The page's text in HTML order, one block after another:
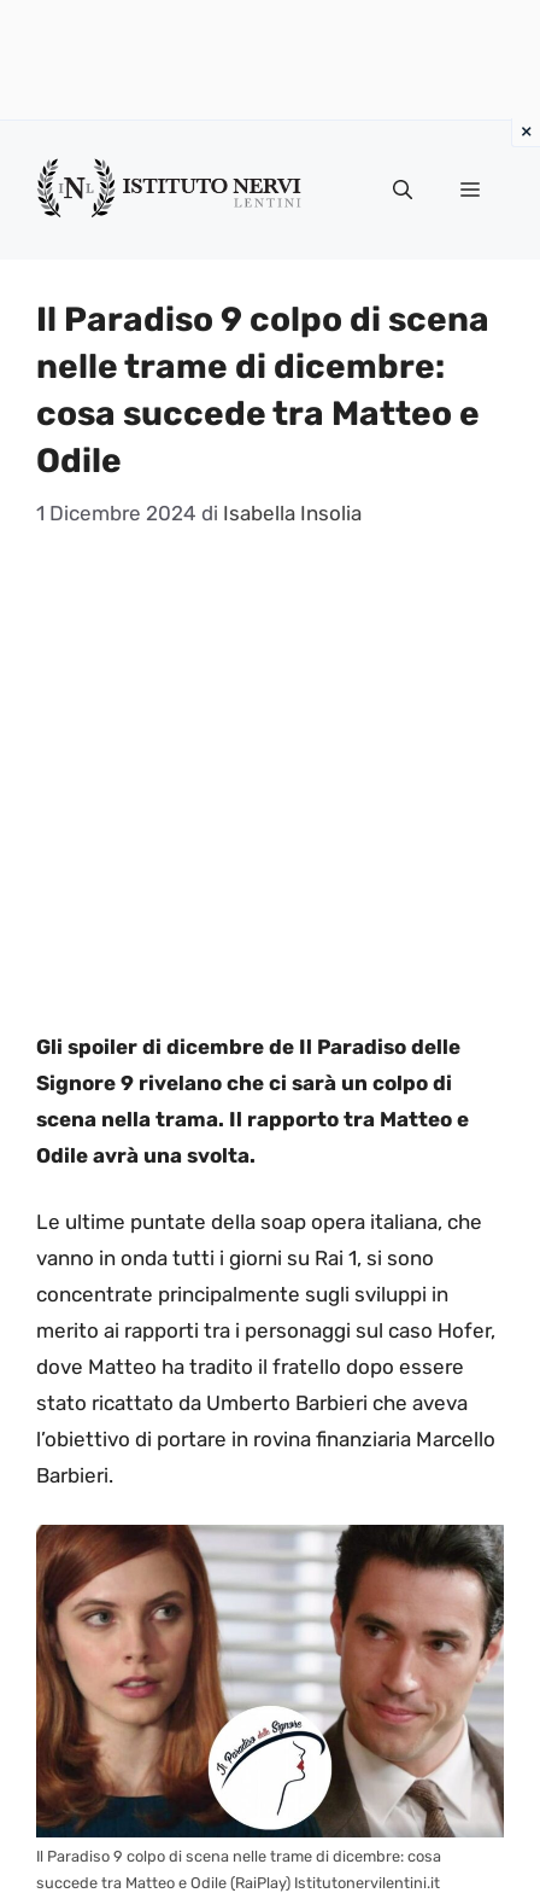
contenuto
Menu
Il Paradiso 9 colpo di scena
nelle trame di dicembre:
cosa succede tra Matteo e
Odile
1 Dicembre 2024 di Isabella Insolia
Gli spoiler di dicembre de Il Paradiso delle
Signore 9 rivelano che ci sarà un colpo di
scena nella trama. Il rapporto tra Matteo e
Odile avrà una svolta.
Le ultime puntate della soap opera italiana, che
vanno in onda tutti i giorni su Rai 1, si sono
concentrate principalmente sugli sviluppi in
merito ai rapporti tra i personaggi sul caso Hofer,
dove Matteo ha tradito il fratello dopo essere
stato ricattato da Umberto Barbieri che aveva
l’obiettivo di portare in rovina finanziaria Marcello
Barbieri.
Il Paradiso 9 colpo di scena nelle trame di dicembre: cosa
succede tra Matteo e Odile (RaiPlay) Istitutonervilentini.it